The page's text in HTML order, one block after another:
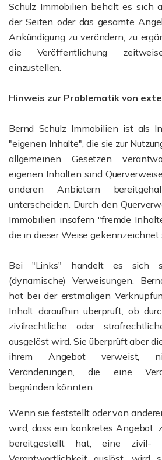
Schulz Immobilien behält es sich
der Seiten oder das gesamte
Ankündigung zu verändern, zu
die Veröffentlichung
einzustellen.
Hinweis zur Problematik von
Bernd Schulz Immobilien ist als
"eigenen Inhalte", die sie zur
allgemeinen Gesetzen
eigenen Inhalten sind
anderen Anbietern
unterscheiden. Durch den
Immobilien insofern "fremde
die in dieser Weise gekennzeichnet
Bei "Links" handelt es sich
(dynamische) Verweisungen.
hat bei der erstmaligen
Inhalt daraufhin überprüft, ob
zivilrechtliche oder
ausgelöst wird. Sie überprüft aber
ihrem Angebot verweist,
Veränderungen, die eine
begründen könnten.
Wenn sie feststellt oder von
wird, dass ein konkretes Angebot,
bereitgestellt hat, eine zivil-